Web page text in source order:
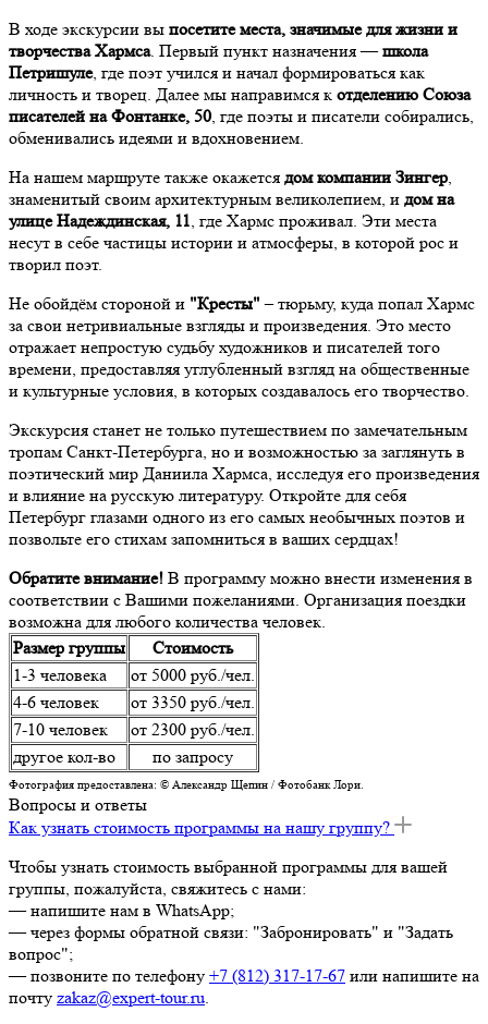
В ходе экскурсии вы посетите места, значимые для жизни и
творчества Хармса. Первый пункт назначения —школа
Петришуле, где поэт учился и начал формироваться как
личность и творец. Далее мы направимся к отделению Союза
писателей на Фонтанке, 50, где поэты и писатели собирались,
обменивались идеями и вдохновением.
На нашем маршруте также окажется дом компании Зингер,
знаменитый своим архитектурным великолепием, и дом на
улице Надеждинская, 11, где Хармс проживал. Эти места
несут в себе частицы истории и атмосферы, в которой рос и
творил поэт.
Не обойдём стороной и "Кресты" – тюрьму, куда попал Хармс
за свои нетривиальные взгляды и произведения. Это место
отражает непростую судьбу художников и писателей того
времени, предоставляя углубленный взгляд на общественные
и культурные условия, в которых создавалось его творчество.
Экскурсия станет не только путешествием по замечательным
тропам Санкт-Петербурга, но и возможностью за заглянуть в
поэтический мир Даниила Хармса, исследуя его произведения
и влияние на русскую литературу. Откройте для себя
Петербург глазами одного из его самых необычных поэтов и
позвольте его стихам запомниться в ваших сердцах!
Обратите внимание! В программу можно внести изменения в
соответствии с Вашими пожеланиями. Организация поездки
возможна для любого количества человек.
Размер группы
Стоимость
1-3 человека
от 5000 руб./чел.
4-6 человек
от 3350 руб./чел.
7-10 человек
от 2300 руб./чел.
другое кол-во
по запросу
Фотография предоставлена: © Александр Щепин / Фотобанк Лори.
Вопросы и ответы
Как узнать стоимость программы на нашу группу?
Чтобы узнать стоимость выбранной программы для вашей
группы, пожалуйста, свяжитесь с нами:
— напишите нам в WhatsApp;
— через формы обратной связи: "Забронировать" и "Задать
вопрос";
— позвоните по телефону +7 (812) 317-17-67 или напишите на
почту zakaz@expert-tour.ru.